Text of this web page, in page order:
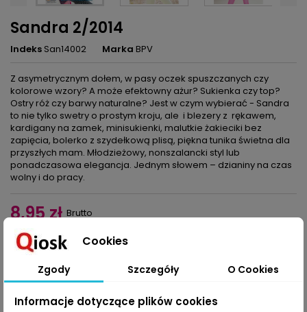
Sandra 2/2014
Indeks San14002 Marka BPV
Z asymetrycznym dołem, w pasy oczek spuszczanych czy
kolorowe wzory? A może efektowny ażur? Sukienka czy top?
Ostry róż czy barwy naturalne? Jest w czym wybierać - Sandra
to nie tylko swetry o prostym kroju, ale i blezery z rękawem,
kardigany na zamek, minisukienki, malutkie żakieciki bez
zapięcia, bolerko z szydełkową plisą, piękna tunika świetna dla
przyszłych mam. Młodzieżowy, nonszalancki styl lub
ponadczasowa elegancja. Jednym słowem – dzianiny na czas
wolny i do pracy.
8,95 zł Brutto
Ilość 
Cookies
Zgody Szczegóły O Cookies
Informacje dotyczące plików cookies